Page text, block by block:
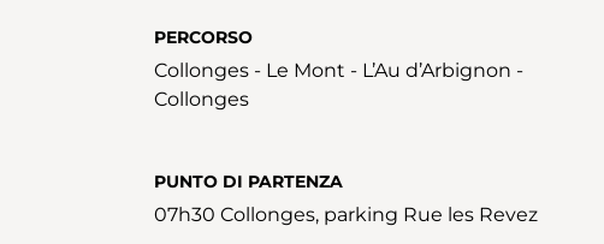
PERCORSO
Collonges - Le Mont - L’Au d’Arbignon -
Collonges
PUNTO DI PARTENZA
07h30 Collonges, parking Rue les Revez